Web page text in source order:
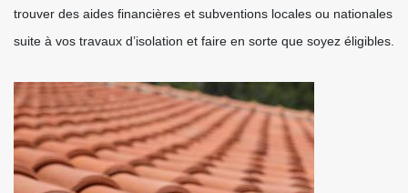
trouver des aides financières et subventions locales ou nationales
suite à vos travaux d’isolation et faire en sorte que soyez éligibles.